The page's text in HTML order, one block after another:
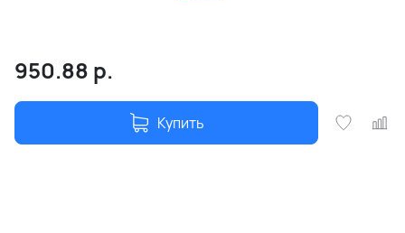
950.88 р.
Купить